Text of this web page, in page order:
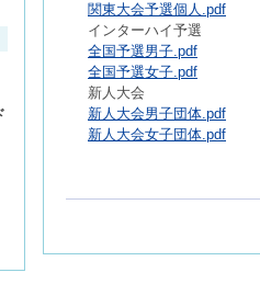
関東大会予選個人.pdf
インターハイ予選
全国予選男子.pdf
全国予選女子.pdf
新人大会
新人大会男子団体.pdf
新人大会女子団体.pdf